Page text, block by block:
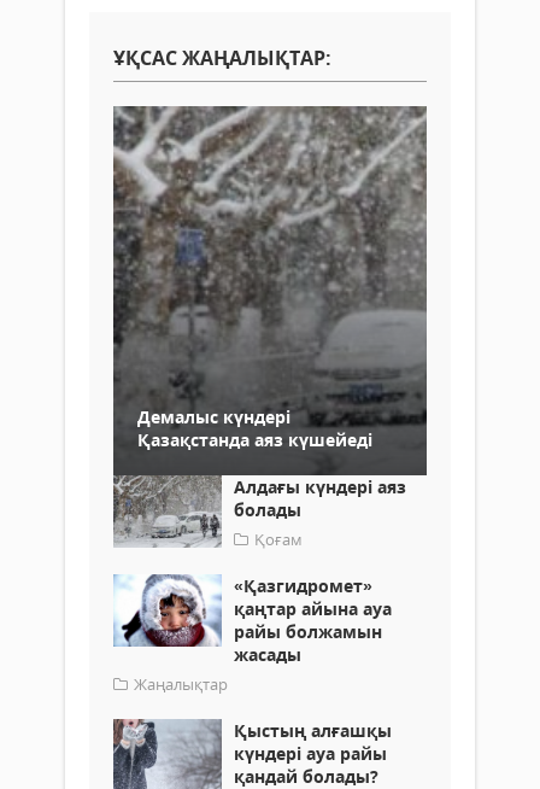
ҰҚСАС ЖАҢАЛЫҚТАР:
Демалыс күндері
Қазақстанда аяз күшейеді
Алдағы күндері аяз
болады
Қоғам
«Қазгидромет»
қаңтар айына ауа
райы болжамын
жасады
Жаңалықтар
Қыстың алғашқы
күндері ауа райы
қандай болады?